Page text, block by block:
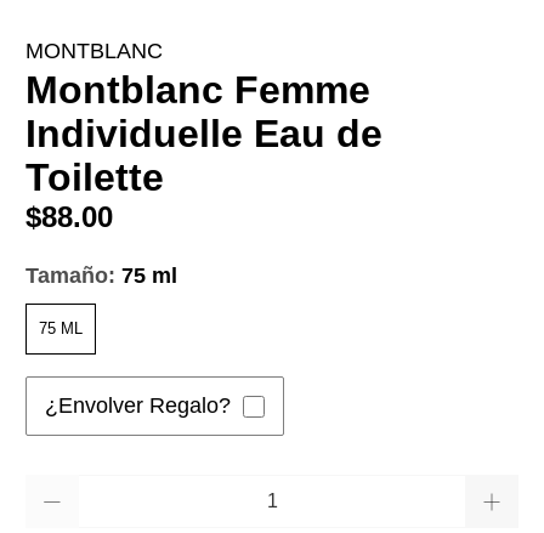
MONTBLANC
Montblanc Femme
Individuelle Eau de
Toilette
$88.00
Tamaño:75 ml
75 ML
¿Envolver Regalo?